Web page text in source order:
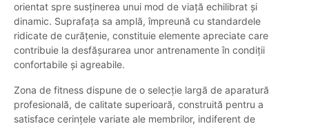
orientat spre susținerea unui mod de viață echilibrat și
dinamic. Suprafața sa amplă, împreună cu standardele
ridicate de curățenie, constituie elemente apreciate care
contribuie la desfășurarea unor antrenamente în condiții
confortabile și agreabile.
Zona de fitness dispune de o selecție largă de aparatură
profesională, de calitate superioară, construită pentru a
satisface cerințele variate ale membrilor, indiferent de